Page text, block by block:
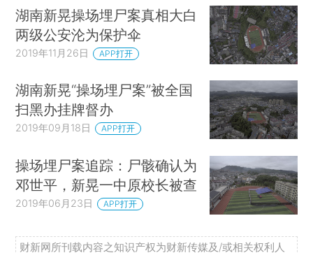
湖南新晃操场埋尸案真相大白
两级公安沦为保护伞
2019年11月26日 APP打开
湖南新晃“操场埋尸案”被全国
扫黑办挂牌督办
2019年09月18日 APP打开
操场埋尸案追踪：尸骸确认为
邓世平，新晃一中原校长被查
2019年06月23日 APP打开
财新网所刊载内容之知识产权为财新传媒及/或相关权利人